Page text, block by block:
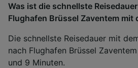
Was ist die schnellste
Flughafen Brüssel Zaventem mit
Die schnellste Reisedauer mit
nach Flughafen Brüssel
und 9 Minuten.